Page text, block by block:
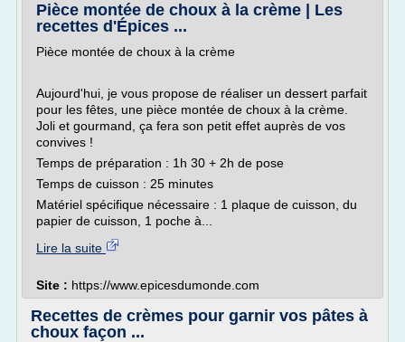
Pièce montée de choux à la crème | Les
recettes d'Épices ...
Pièce montée de choux à la crème
Aujourd'hui, je vous propose de réaliser un dessert parfait
pour les fêtes, une pièce montée de choux à la crème.
Joli et gourmand, ça fera son petit effet auprès de vos
convives !
Temps de préparation : 1h 30 + 2h de pose
Temps de cuisson : 25 minutes
Matériel spécifique nécessaire : 1 plaque de cuisson, du
papier de cuisson, 1 poche à...
Lire la suite
Site : https://www.epicesdumonde.com
Recettes de crèmes pour garnir vos pâtes à
choux façon ...